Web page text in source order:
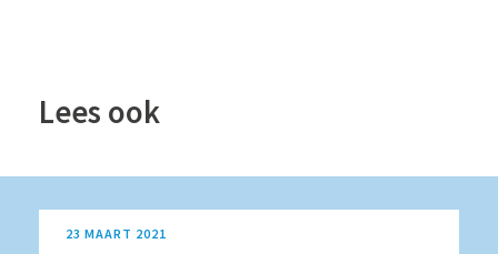
Lees ook
23 MAART 2021